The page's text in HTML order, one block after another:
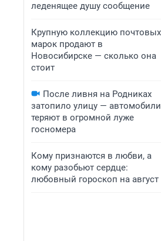
леденящее душу сообщение
Крупную коллекцию почтовых
марок продают в
Новосибирске — сколько она
стоит
После ливня на Родниках
затопило улицу — автомобили
теряют в огромной луже
госномера
Кому признаются в любви, а
кому разобьют сердце:
любовный гороскоп на август